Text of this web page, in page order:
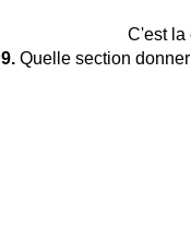
C'est la
9.Quelle section